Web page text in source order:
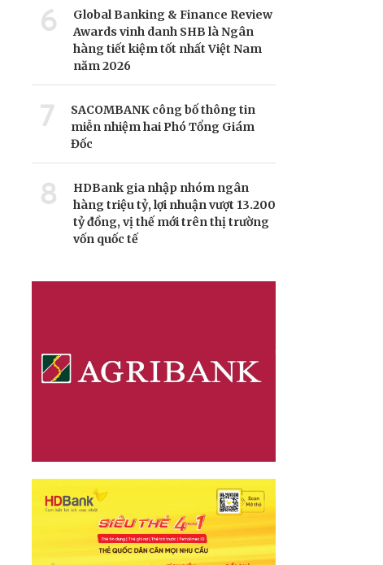
6
Global Banking & Finance Review
Awards vinh danh SHB là Ngân
hàng tiết kiệm tốt nhất Việt Nam
năm 2026
7
SACOMBANK công bố thông tin
miễn nhiệm hai Phó Tổng Giám
Đốc
8
HDBank gia nhập nhóm ngân
hàng triệu tỷ, lợi nhuận vượt 13.200
tỷ đồng, vị thế mới trên thị trường
vốn quốc tế